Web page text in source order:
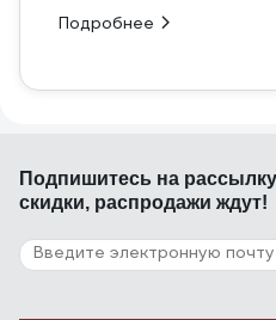
Подробнее
Подпишитесь на рассылку
скидки, распродажи ждут!